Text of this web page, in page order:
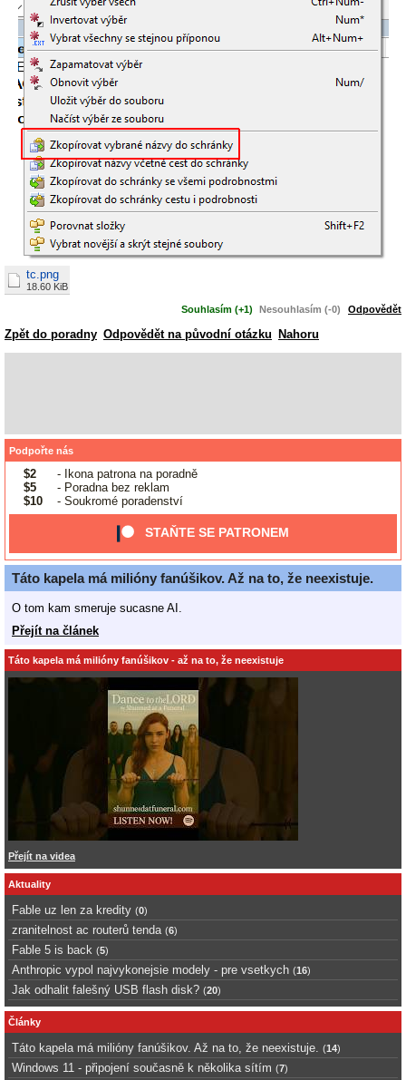
tc.png
18.60 KiB
Souhlasím (+1) Nesouhlasím (-0) Odpovědět
Zpět do poradny Odpovědět na původní otázku Nahoru
Podpořte nás
$2
- Ikona patrona na poradně
$5
- Poradna bez reklam
$10
- Soukromé poradenství
STAŇTE SE PATRONEM
Táto kapela má milióny fanúšikov. Až na to, že neexistuje.
O tom kam smeruje sucasne AI.
Přejít na článek
Táto kapela má milióny fanúšikov - až na to, že neexistuje
Přejít na videa
Aktuality
Fable uz len za kredity (0)
zranitelnost ac routerů tenda (6)
Fable 5 is back (5)
Anthropic vypol najvykonejsie modely - pre vsetkych (16)
Jak odhalit falešný USB flash disk? (20)
Články
Táto kapela má milióny fanúšikov. Až na to, že neexistuje. (14)
Windows 11 - připojení současně k několika sítím (7)